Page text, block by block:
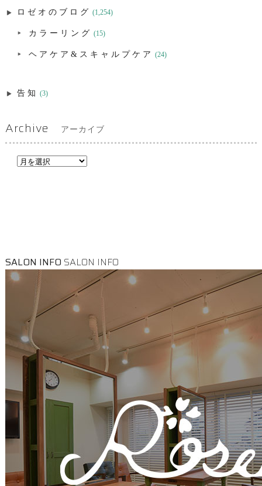
ロゼオのブログ (1,254)
カラーリング (15)
ヘアケア&スキャルプケア (24)
告知 (3)
Archive アーカイブ
SALON INFO SALON INFO